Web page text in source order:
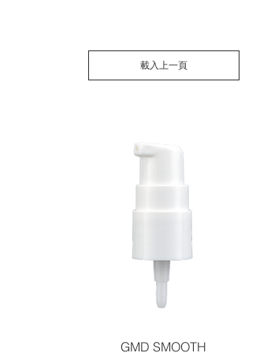
載入上一頁
GMD SMOOTH